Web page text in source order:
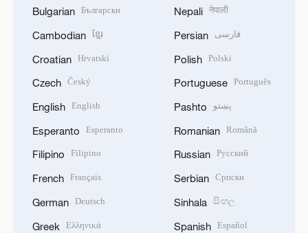
Bulgarian Български
Cambodian ខ្មែរ
Croatian Hrvatski
Czech Český
English English
Esperanto Esperanto
Filipino Filipino
French Français
German Deutsch
Greek Ελληνικά
Nepali नेपाली
Persian فارسی
Polish Polski
Portuguese Português
Pashto پښتو
Romanian Română
Russian Русский
Serbian Српски
Sinhala සිංහල
Spanish Español